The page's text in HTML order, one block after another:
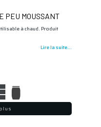
PEU MOUSSANT
à chaud. Produit
Lire la suite...